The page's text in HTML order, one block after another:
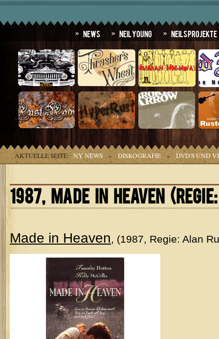
News Neil Young Neils Projekte
AKTUELLE SEITE: NY NEWS » DISKOGRAFIE » DVD'S UND
1987, MADE IN HEAVEN
Made in Heaven, (1987, Regie: Alan